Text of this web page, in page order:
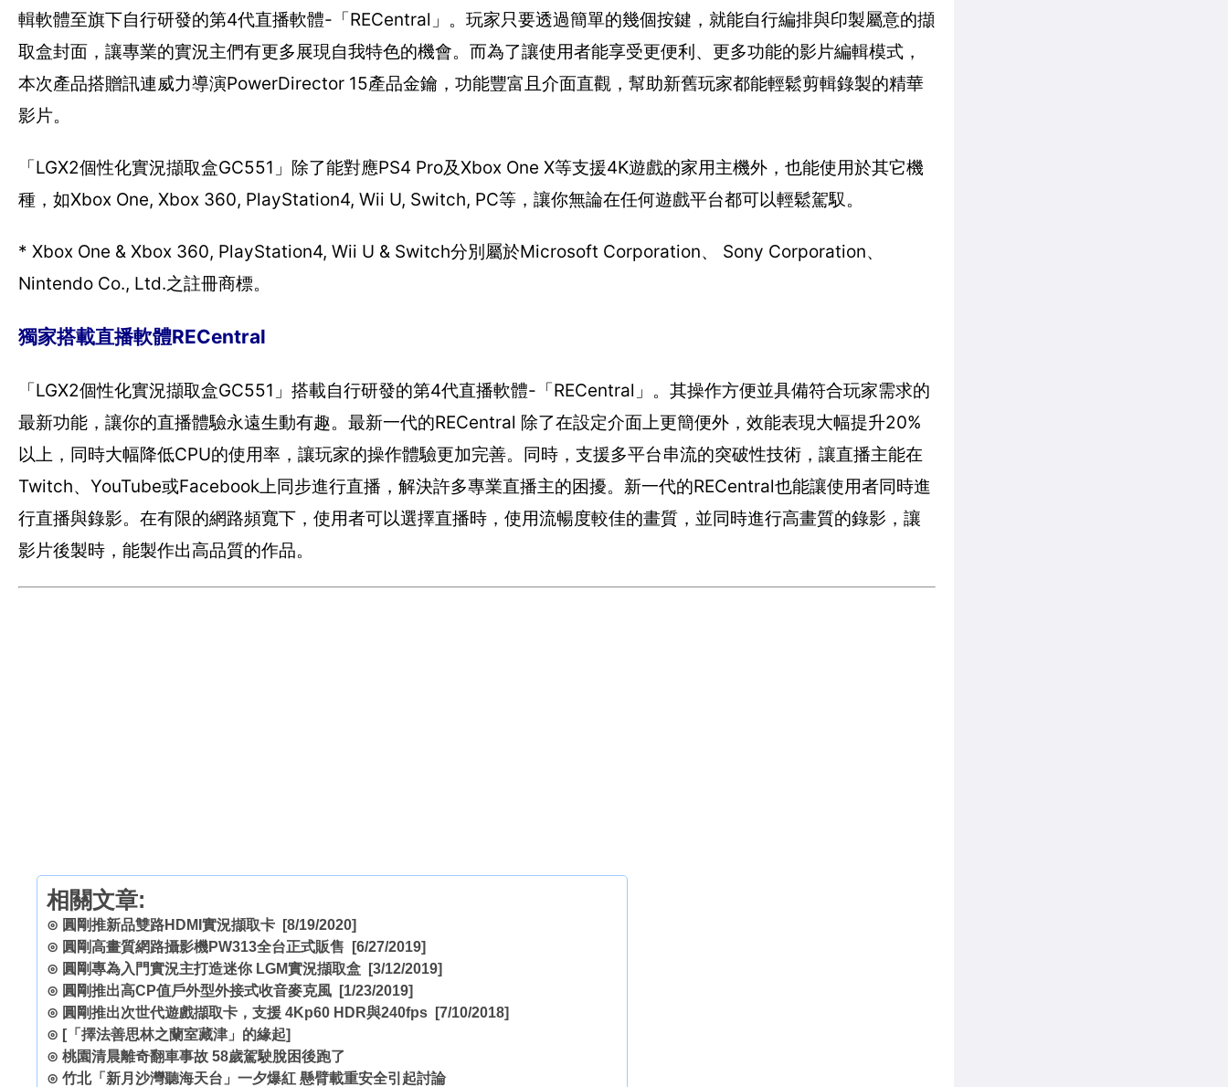
輯軟體至旗下自行研發的第4代直播軟體-「RECentral」。玩家只要透過簡單的幾個按鍵，就能自行編排與印製屬意的擷
取盒封面，讓專業的實況主們有更多展現自我特色的機會。而為了讓使用者能享受更便利、更多功能的影片編輯模式，
本次產品搭贈訊連威力導演PowerDirector 15產品金鑰，功能豐富且介面直觀，幫助新舊玩家都能輕鬆剪輯錄製的精華
影片。
「LGX2個性化實況擷取盒GC551」除了能對應PS4 Pro及Xbox One X等支援4K遊戲的家用主機外，也能使用於其它機
種，如Xbox One, Xbox 360, PlayStation4, Wii U, Switch, PC等，讓你無論在任何遊戲平台都可以輕鬆駕馭。
* Xbox One & Xbox 360, PlayStation4, Wii U & Switch分別屬於Microsoft Corporation、 Sony Corporation、
Nintendo Co., Ltd.之註冊商標。
獨家搭載直播軟體RECentral
「LGX2個性化實況擷取盒GC551」搭載自行研發的第4代直播軟體-「RECentral」。其操作方便並具備符合玩家需求的
最新功能，讓你的直播體驗永遠生動有趣。最新一代的RECentral 除了在設定介面上更簡便外，效能表現大幅提升20%
以上，同時大幅降低CPU的使用率，讓玩家的操作體驗更加完善。同時，支援多平台串流的突破性技術，讓直播主能在
Twitch、YouTube或Facebook上同步進行直播，解決許多專業直播主的困擾。新一代的RECentral也能讓使用者同時進
行直播與錄影。在有限的網路頻寬下，使用者可以選擇直播時，使用流暢度較佳的畫質，並同時進行高畫質的錄影，讓
影片後製時，能製作出高品質的作品。
相關文章:
⊙ 圓剛推新品雙路HDMI實況擷取卡 [8/19/2020]
⊙ 圓剛高畫質網路攝影機PW313全台正式販售 [6/27/2019]
⊙ 圓剛專為入門實況主打造迷你 LGM實況擷取盒 [3/12/2019]
⊙ 圓剛推出高CP值戶外型外接式收音麥克風 [1/23/2019]
⊙ 圓剛推出次世代遊戲擷取卡，支援 4Kp60 HDR與240fps [7/10/2018]
⊙ [「擇法善思林之蘭室藏津」的緣起]
⊙ 桃園清晨離奇翻車事故 58歲駕駛脫困後跑了
⊙ 竹北「新月沙灣聽海天台」一夕爆紅 懸臂載重安全引起討論